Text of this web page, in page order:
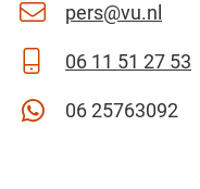
pers@vu.nl
06 11 51 27 53
06 25763092